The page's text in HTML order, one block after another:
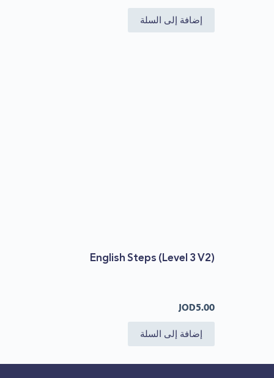
إضافة إلى السلة
English Steps (level 3 V2)
JOD5.00
إضافة إلى السلة